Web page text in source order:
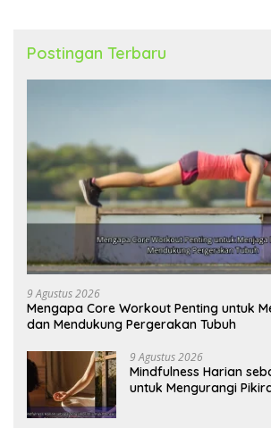
Postingan Terbaru
9 Agustus 2026
Mengapa Core Workout Penting untuk
dan Mendukung Pergerakan Tubuh
9 Agustus 2026
Mindfulness Harian
untuk Mengurangi